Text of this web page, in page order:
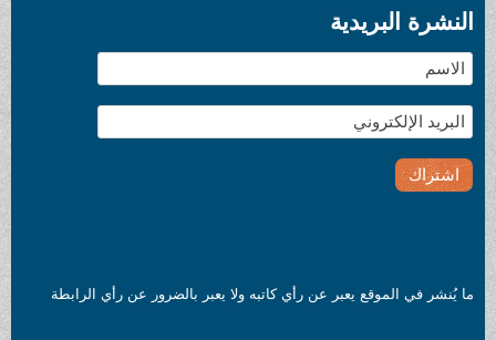
النشرة البريدية
ما يُنشر في الموقع يعبر عن رأي كاتبه ولا يعبر بالضرور عن رأي الرابطة